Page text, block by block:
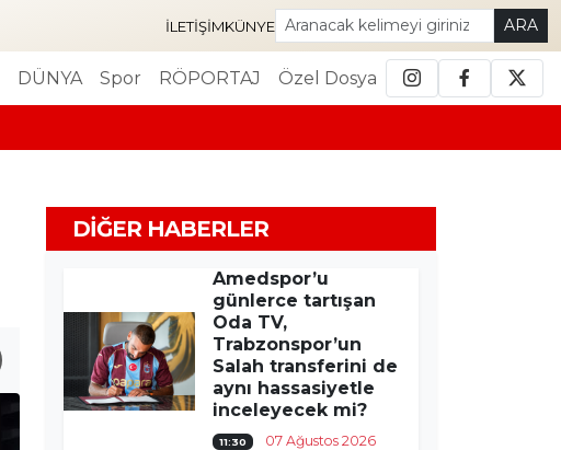
İLETIŞIMKÜNYE ARA
DÜNYA Spor RÖPORTAJ Özel Dosya
DIĞER HABERLER
Amedspor’u
günlerce tartışan
Oda TV,
Trabzonspor’un
Salah transferini de
aynı hassasiyetle
inceleyecek mi?
11:30 07 Ağustos 2026